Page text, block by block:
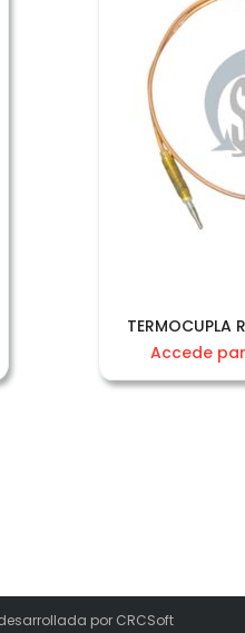
TERMOCUPLA
Accede
por CRCSoft